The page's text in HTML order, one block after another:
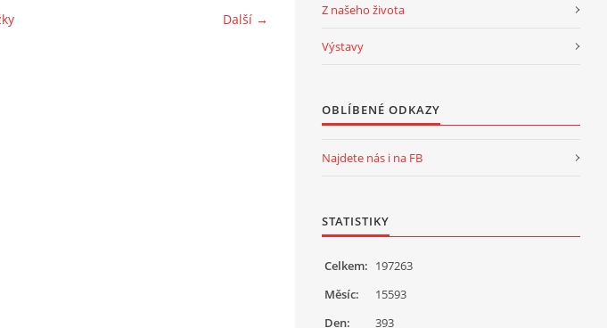
Další →
Z našeho života
Výstavy
OBLÍBENÉ ODKAZY
Najdete nás i na FB
STATISTIKY
Celkem: 197263
Měsíc:
15593
Den:
393